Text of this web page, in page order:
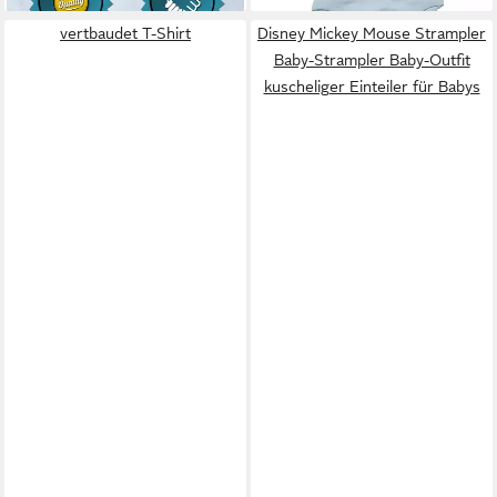
vertbaudet T-Shirt
Disney Mickey Mouse Strampler
Baby-Strampler Baby-Outfit
kuscheliger Einteiler für Babys